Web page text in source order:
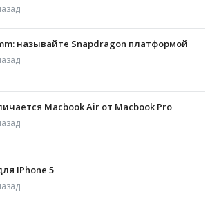
называйте Snapdragon платформой
Macbook Air от Macbook Pro
IPhone 5